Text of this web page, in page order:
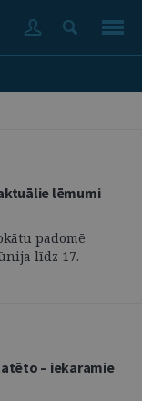
lēmumi
padomē
līdz 17.
– iekaramie